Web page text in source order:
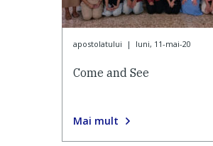
apostolatului | luni, 11-mai-20
Come and See
Mai mult